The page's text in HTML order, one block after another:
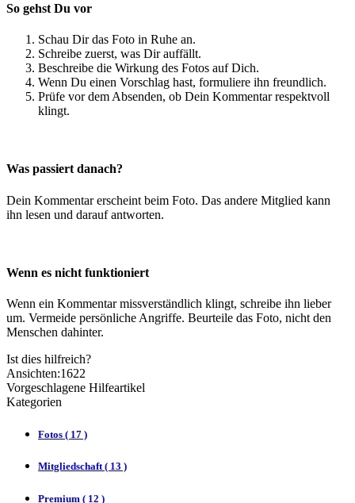
So gehst Du vor
Schau Dir das Foto in Ruhe an.
Schreibe zuerst, was Dir auffällt.
Beschreibe die Wirkung des Fotos auf Dich.
Wenn Du einen Vorschlag hast, formuliere ihn freundlich.
Prüfe vor dem Absenden, ob Dein Kommentar respektvoll
klingt.
Was passiert danach?
Dein Kommentar erscheint beim Foto. Das andere Mitglied kann
ihn lesen und darauf antworten.
Wenn es nicht funktioniert
Wenn ein Kommentar missverständlich klingt, schreibe ihn lieber
um. Vermeide persönliche Angriffe. Beurteile das Foto, nicht den
Menschen dahinter.
Ist dies hilfreich?
Ansichten:1622
Vorgeschlagene Hilfeartikel
Kategorien
Fotos ( 17 )
Mitgliedschaft( 13 )
Premium ( 12 )